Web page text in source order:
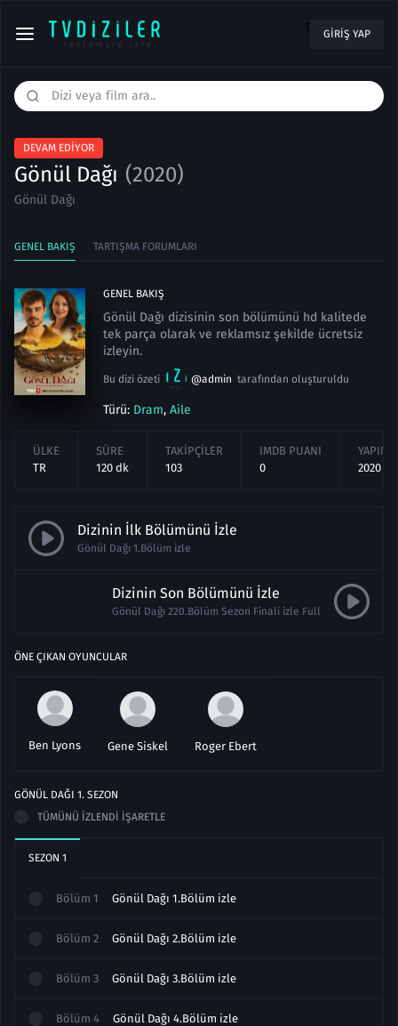
1 GIRIŞ YAP
DEVAM EDIYOR
Gönül Dağı (2020)
Gönül Dağı
GENEL BAKIŞ TARTIŞMA FORUMLARI
GENEL BAKIŞ
Gönül Dağı dizisinin son bölümünü hd kalitede
tek parça olarak ve reklamsız şekilde ücretsiz
izleyin.
Bu dizi özeti @admin tarafından oluşturuldu
Türü: Dram, Aile
ÜLKE
TR
SÜRE
120 dk
TAKIPÇILER
103
IMDB PUANI
0
YAPIM
2020
Dizinin İlk Bölümünü İzle
Gönül Dağı 1.Bölüm izle
Dizinin Son Bölümünü İzle
Gönül Dağı 220.Bölüm Sezon Finali izle Full
ÖNE ÇIKAN OYUNCULAR
Ben Lyons Gene Siskel Roger Ebert
GÖNÜL DAĞI 1. SEZON
TÜMÜNÜ İZLENDI İŞARETLE
SEZON 1
Bölüm 1 Gönül Dağı 1.Bölüm izle
Bölüm 2 Gönül Dağı 2.Bölüm izle
Bölüm 3 Gönül Dağı 3.Bölüm izle
Bölüm 4 Gönül Dağı 4.Bölüm izle